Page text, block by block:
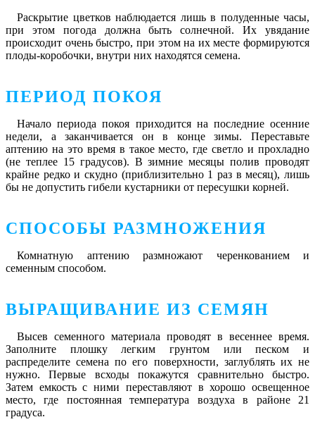
Раскрытие цветков наблюдается лишь в полуденные часы,
при этом погода должна быть солнечной. Их увядание
происходит очень быстро, при этом на их месте формируются
плоды-коробочки, внутри них находятся семена.
ПЕРИОД ПОКОЯ
Начало периода покоя приходится на последние осенние
недели, а заканчивается он в конце зимы. Переставьте
аптению на это время в такое место, где светло и прохладно
(не теплее 15 градусов). В зимние месяцы полив проводят
крайне редко и скудно (приблизительно 1 раз в месяц), лишь
бы не допустить гибели кустарники от пересушки корней.
СПОСОБЫ РАЗМНОЖЕНИЯ
Комнатную аптению размножают черенкованием и
семенным способом.
ВЫРАЩИВАНИЕ ИЗ СЕМЯН
Высев семенного материала проводят в весеннее время.
Заполните плошку легким грунтом или песком и
распределите семена по его поверхности, заглублять их не
нужно. Первые всходы покажутся сравнительно быстро.
Затем емкость с ними переставляют в хорошо освещенное
место, где постоянная температура воздуха в районе 21
градуса.